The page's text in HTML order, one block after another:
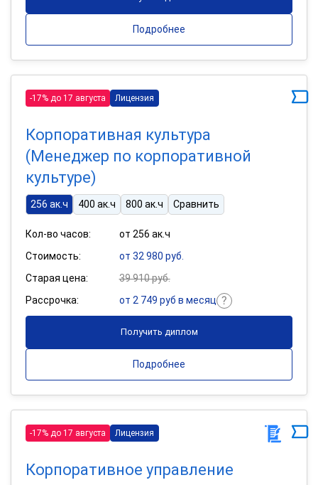
Подробнее
-17% до 17 августа Лицензия
Корпоративная культура
(Менеджер по корпоративной
культуре)
256 ак.ч 400 ак.ч 800 ак.ч Сравнить
Кол-во часов:
от 256 ак.ч
Стоимость:
от 32 980 руб.
Старая цена:
39 910 руб.
Рассрочка:
от 2 749 руб в месяц
Получить диплом
Подробнее
-17% до 17 августа Лицензия
Корпоративное управление